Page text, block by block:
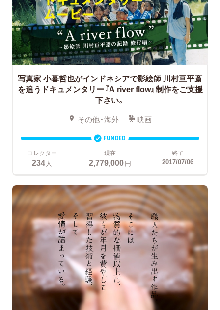
写真家 小暮哲也がインドネシアで影絵師 川村亘平斎
を追うドキュメンタリー『A river flow』制作をご支援
下さい。
その他・海外 映画
FUNDED
コレクター
234 人
現在
2,779,000円
終了
2017/07/06